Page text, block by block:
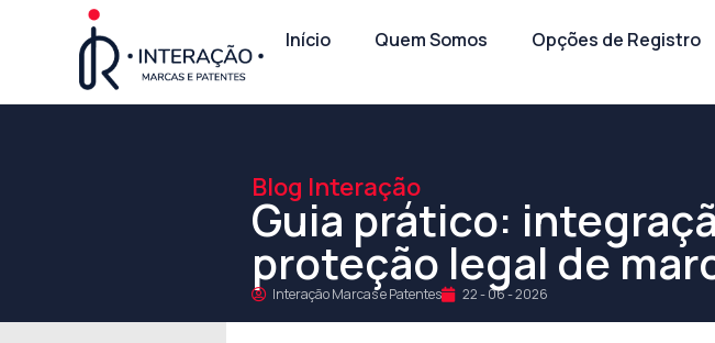
Início Quem Somos Opções de Registro
Blog Interação
Guia prático:
proteção legal de
Interação Marcas e Patentes 22 - 06 - 2026